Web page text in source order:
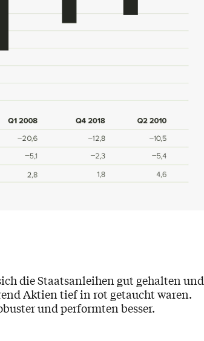
die Staatsanleihen gut gehalten und
Aktien tief in rot getaucht waren.
und performten besser.